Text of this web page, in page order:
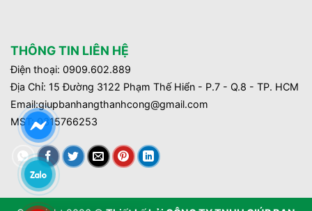
THÔNG TIN LIÊN HỆ
Điện thoại: 0909.602.889
Địa Chỉ: 15 Đường 3122 Phạm Thế Hiển - P.7 - Q.8 - TP. HCM
Email:giupbanhangthanhcong@gmail.com
MST:0315766253